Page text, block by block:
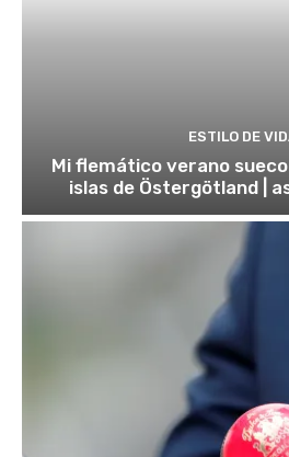
ESTILO DE
Mi flemático verano
islas de Östergötland |